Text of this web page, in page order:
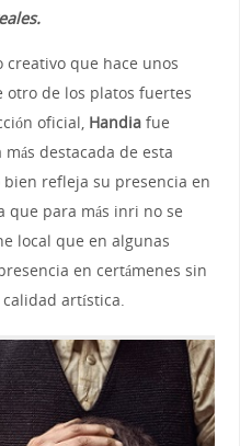
que hace unos
de los platos fuertes
oficial, Handiafue
destacada de esta
bien refleja su presencia en
que para más inri no se
local que en algunas
en certámenes sin
artística.